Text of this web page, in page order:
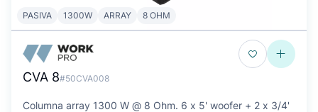
PASIVA 1300W ARRAY 8 OHM
CVA 8#50CVA008
Columna array 1300 W @ 8 Ohm. 6 x 5' woofer + 2 x 3/4'